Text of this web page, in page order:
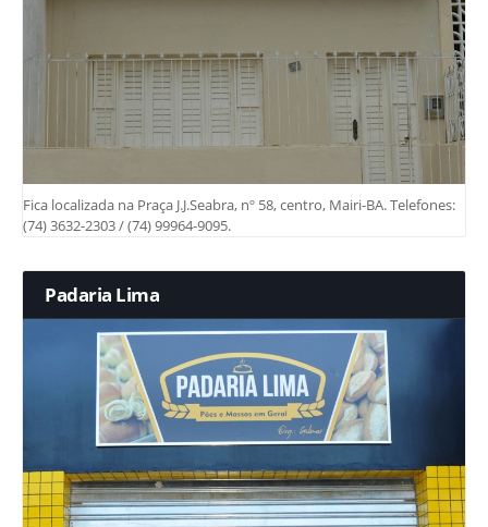
Fica localizada na Praça J.J.Seabra, nº 58, centro, Mairi-BA. Telefones:
(74) 3632-2303 / (74) 99964-9095.
Padaria Lima